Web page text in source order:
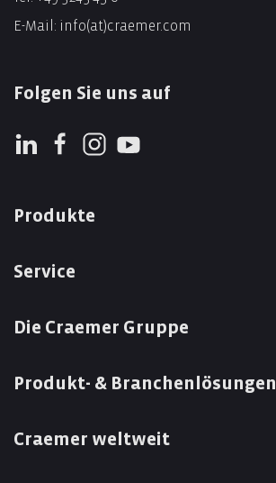
E-Mail: info(at)craemer.com
Folgen Sie uns auf
Produkte
Service
Die Craemer Gruppe
Produkt- & Branchenlösungen
Craemer weltweit